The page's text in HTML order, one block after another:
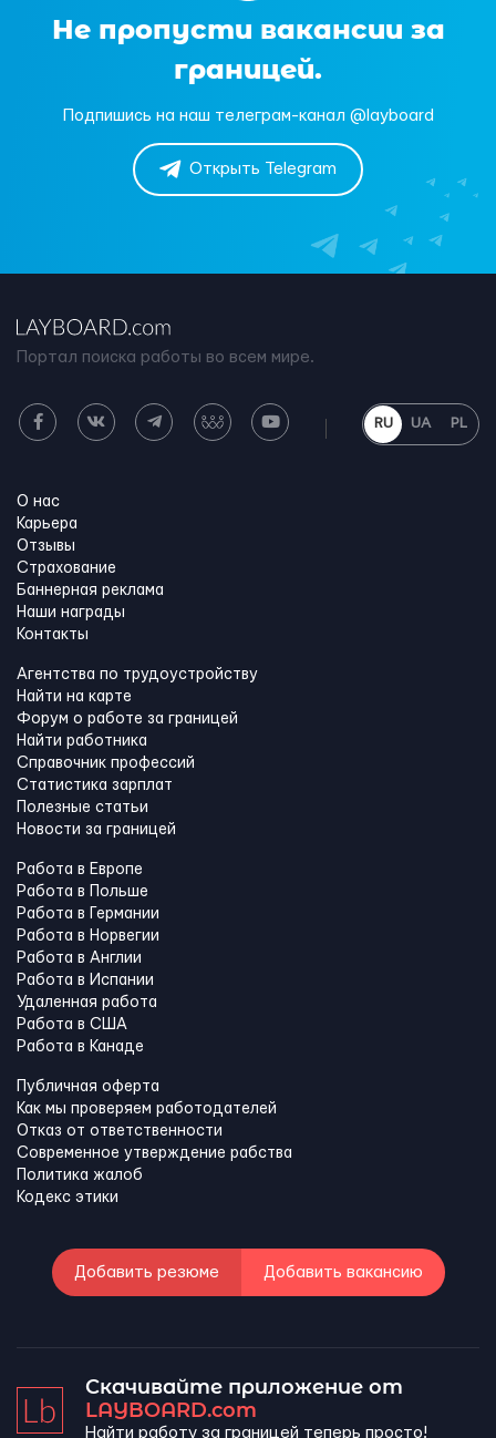
Не пропусти вакансии за
границей.
Подпишись на наш телеграм-канал @layboard
Открыть Telegram
Портал поиска работы во всем мире.
RU UA PL
О нас
Карьера
Отзывы
Страхование
Баннерная реклама
Наши награды
Контакты
Агентства по трудоустройству
Найти на карте
Форум о работе за границей
Найти работника
Справочник профессий
Статистика зарплат
Полезные статьи
Новости за границей
Работа в Европе
Работа в Польше
Работа в Германии
Работа в Норвегии
Работа в Англии
Работа в Испании
Удаленная работа
Работа в США
Работа в Канадe
Публичная оферта
Как мы проверяем работодателей
Отказ от ответственности
Современное утверждение рабства
Политика жалоб
Кодекс этики
Добавить резюме Добавить вакансию
Скачивайте приложение от
LAYBOARD.com
Найти работу за границей теперь просто!